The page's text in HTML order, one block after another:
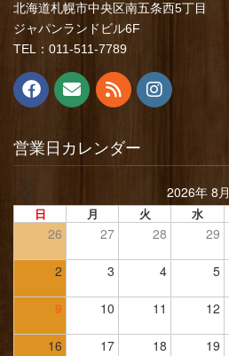
北海道札幌市中央区南五条西5丁目
ジャパンランドビル6F
TEL：011-511-7789
営業日カレンダー
2026年 8月
日 月 火 水
26 27 28 29
2 3 4 5
9 10 11 12
16 17 18 19